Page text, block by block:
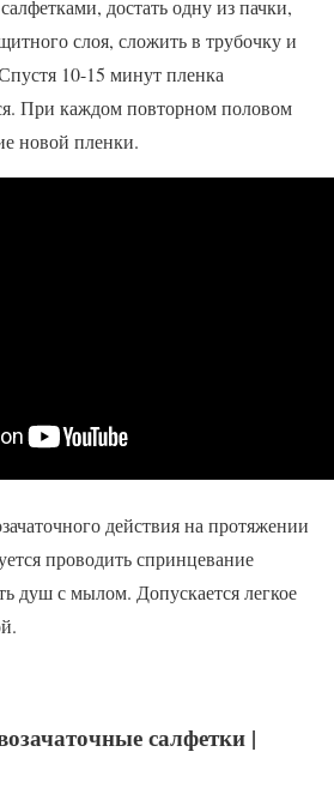
достать одну из пачки,
слоя, сложить в трубочку и
10-15 минут пленка
При каждом повторном половом
новой пленки.
действия на протяжении
проводить спринцевание
душ с мылом. Допускается легкое
салфетки |